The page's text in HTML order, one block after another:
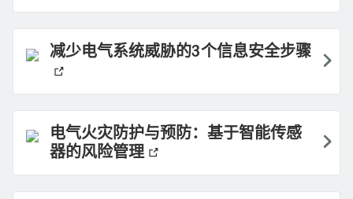
减少电气系统威胁的3个信息安全步骤
电气火灾防护与预防：基于智能传感
器的风险管理